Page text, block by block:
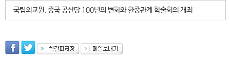
국립외교원, 중국 공산당 100년의 변화와 한중관계 학술회의 개최